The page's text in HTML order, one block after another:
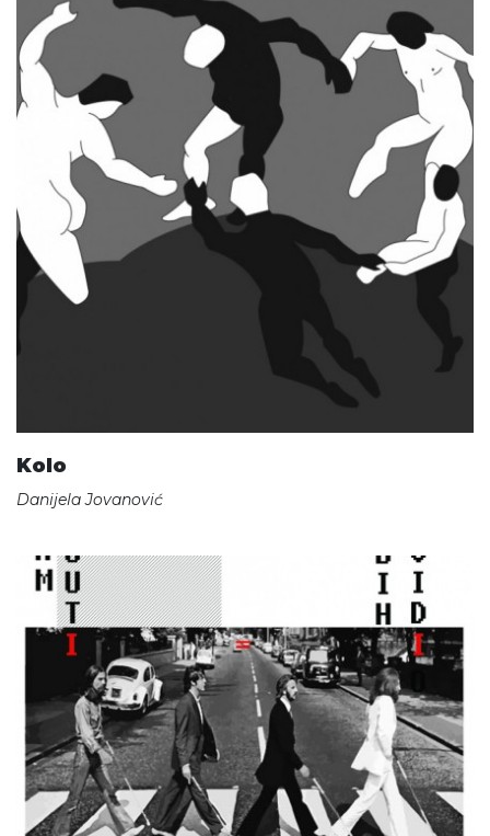
Kolo
Danijela Jovanović